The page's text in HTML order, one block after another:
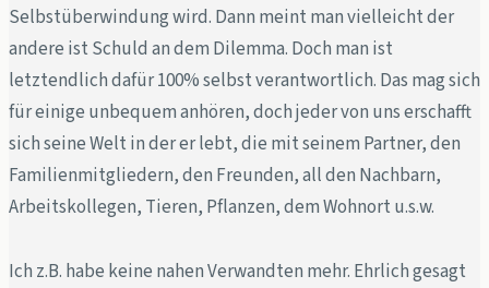
Selbstüberwindung wird. Dann meint man vielleicht der
andere ist Schuld an dem Dilemma. Doch man ist
letztendlich dafür 100% selbst verantwortlich. Das mag sich
für einige unbequem anhören, doch jeder von uns erschafft
sich seine Welt in der er lebt, die mit seinem Partner, den
Familienmitgliedern, den Freunden, all den Nachbarn,
Arbeitskollegen, Tieren, Pflanzen, dem Wohnort u.s.w.
Ich z.B. habe keine nahen Verwandten mehr. Ehrlich gesagt